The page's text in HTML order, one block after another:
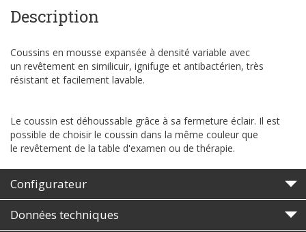
Description
Coussins en mousse expansée à densité variable avec
un revêtement en similicuir, ignifuge et antibactérien, très
résistant et facilement lavable.
Le coussin est déhoussable grâce à sa fermeture éclair. Il est
possible de choisir le coussin dans la même couleur que
le revêtement de la table d'examen ou de thérapie.
Configurateur
Données techniques